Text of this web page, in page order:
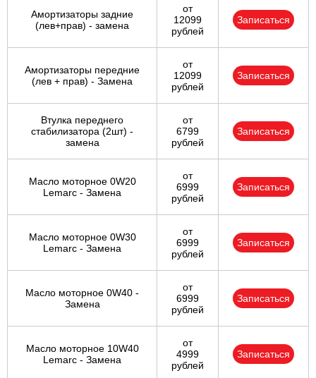
Амортизаторы задние
(лев+прав) - замена
от
12099
рублей
Записаться
Амортизаторы передние
(лев + прав) - Замена
от
12099
рублей
Записаться
Втулка переднего
стабилизатора (2шт) -
замена
от
6799
рублей
Записаться
Масло моторное 0W20
Lemarc - Замена
от
6999
рублей
Записаться
Масло моторное 0W30
Lemarc - Замена
от
6999
рублей
Записаться
Масло моторное 0W40 -
Замена
от
6999
рублей
Записаться
Масло моторное 10W40
Lemarc - Замена
от
4999
рублей
Записаться